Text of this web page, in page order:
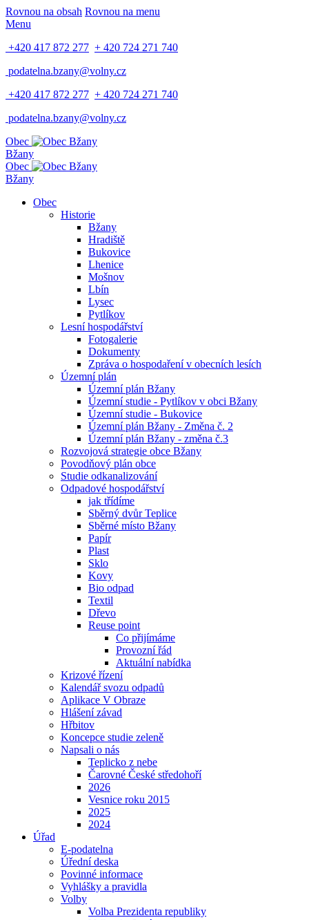
Rovnou na obsah Rovnou na menu
Menu
+420 417 872 277 + 420 724 271 740
podatelna.bzany@volny.cz
+420 417 872 277 + 420 724 271 740
podatelna.bzany@volny.cz
Obec
Bžany
Obec
Bžany
Obec
Historie
Bžany
Hradiště
Bukovice
Lhenice
Mošnov
Lbín
Lysec
Pytlíkov
Lesní hospodářství
Fotogalerie
Dokumenty
Zpráva o hospodaření v obecních lesích
Územní plán
Územní plán Bžany
Územní studie - Pytlíkov v obci Bžany
Územní studie - Bukovice
Územní plán Bžany - Změna č. 2
Územní plán Bžany - změna č.3
Rozvojová strategie obce Bžany
Povodňový plán obce
Studie odkanalizování
Odpadové hospodářství
jak třídíme
Sběrný dvůr Teplice
Sběrné místo Bžany
Papír
Plast
Sklo
Kovy
Bio odpad
Textil
Dřevo
Reuse point
Co přijímáme
Provozní řád
Aktuální nabídka
Krizové řízení
Kalendář svozu odpadů
Aplikace V Obraze
Hlášení závad
Hřbitov
Koncepce studie zeleně
Napsali o nás
Teplicko z nebe
Čarovné České středohoří
2026
Vesnice roku 2015
2025
2024
Úřad
E-podatelna
Úřední deska
Povinné informace
Vyhlášky a pravidla
Volby
Volba Prezidenta republiky